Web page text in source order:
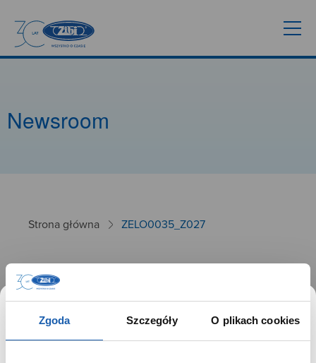
Zgoda Szczegóły O plikach cookies
Newsroom
Strona główna ZELO0035_Z027
ZELO0035_Z027
26.09.2024